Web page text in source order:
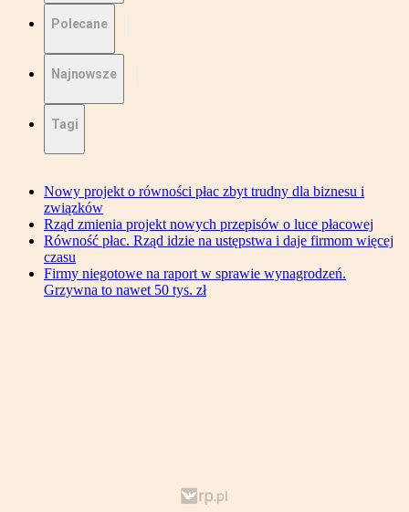
Polecane
Najnowsze
Tagi
Nowy projekt o równości płac zbyt trudny dla biznesu i
związków
Rząd zmienia projekt nowych przepisów o luce płacowej
Równość płac. Rząd idzie na ustępstwa i daje firmom więcej
czasu
Firmy niegotowe na raport w sprawie wynagrodzeń.
Grzywna to nawet 50 tys. zł